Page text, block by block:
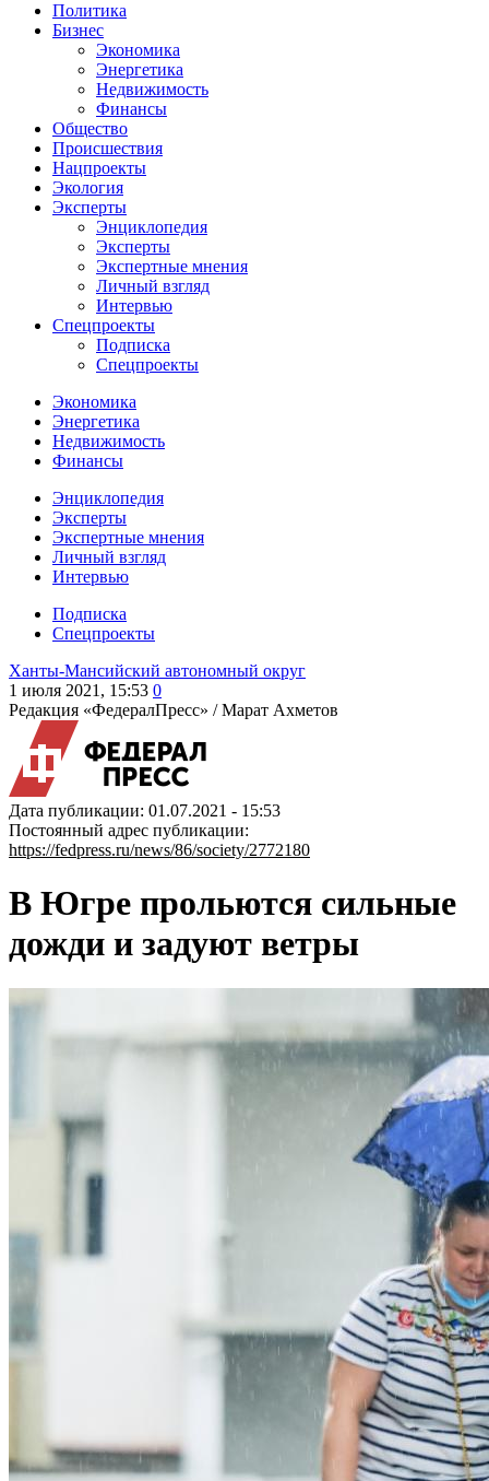
Политика
Бизнес
Экономика
Энергетика
Недвижимость
Финансы
Общество
Происшествия
Нацпроекты
Экология
Эксперты
Энциклопедия
Эксперты
Экспертные мнения
Личный взгляд
Интервью
Спецпроекты
Подписка
Спецпроекты
Экономика
Энергетика
Недвижимость
Финансы
Энциклопедия
Эксперты
Экспертные мнения
Личный взгляд
Интервью
Подписка
Спецпроекты
Ханты-Мансийский автономный округ
1 июля 2021, 15:53 0
Редакция «ФедералПресс» /Марат Ахметов
Дата публикации: 01.07.2021 - 15:53
Постоянный адрес публикации:
https://fedpress.ru/news/86/society/2772180
В Югре прольются сильные
дожди и задуют ветры